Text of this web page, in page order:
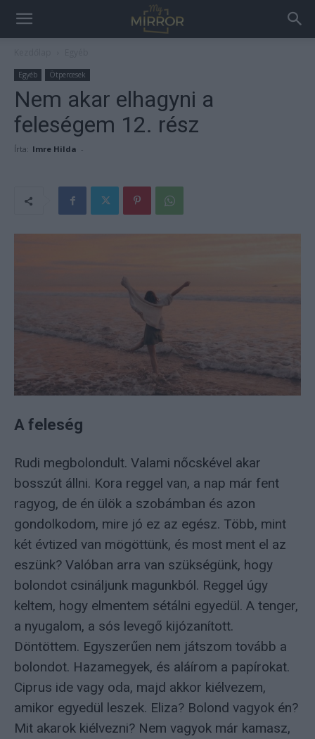
Egyéb Ötpercesek
Nem akar elhagyni a
feleségem 12. rész
Írta: Imre Hilda -
A feleség
Rudi megbolondult. Valami nőcskével akar
bosszút állni. Kora reggel van, a nap már fent
ragyog, de én ülök a szobámban és azon
gondolkodom, mire jó ez az egész. Több, mint
két évtized van mögöttünk, és most ment el az
eszünk? Valóban arra van szükségünk, hogy
bolondot csináljunk magunkból. Reggel úgy
keltem, hogy elmentem sétálni egyedül. A tenger,
a nyugalom, a sós levegő kijózanított.
Döntöttem. Egyszerűen nem játszom tovább a
bolondot. Hazamegyek, és aláírom a papírokat.
Ciprus ide vagy oda, majd akkor kiélvezem,
amikor egyedül leszek. Eliza? Bolond vagyok én?
Mit akarok kiélvezni? Nem vagyok már kamasz,